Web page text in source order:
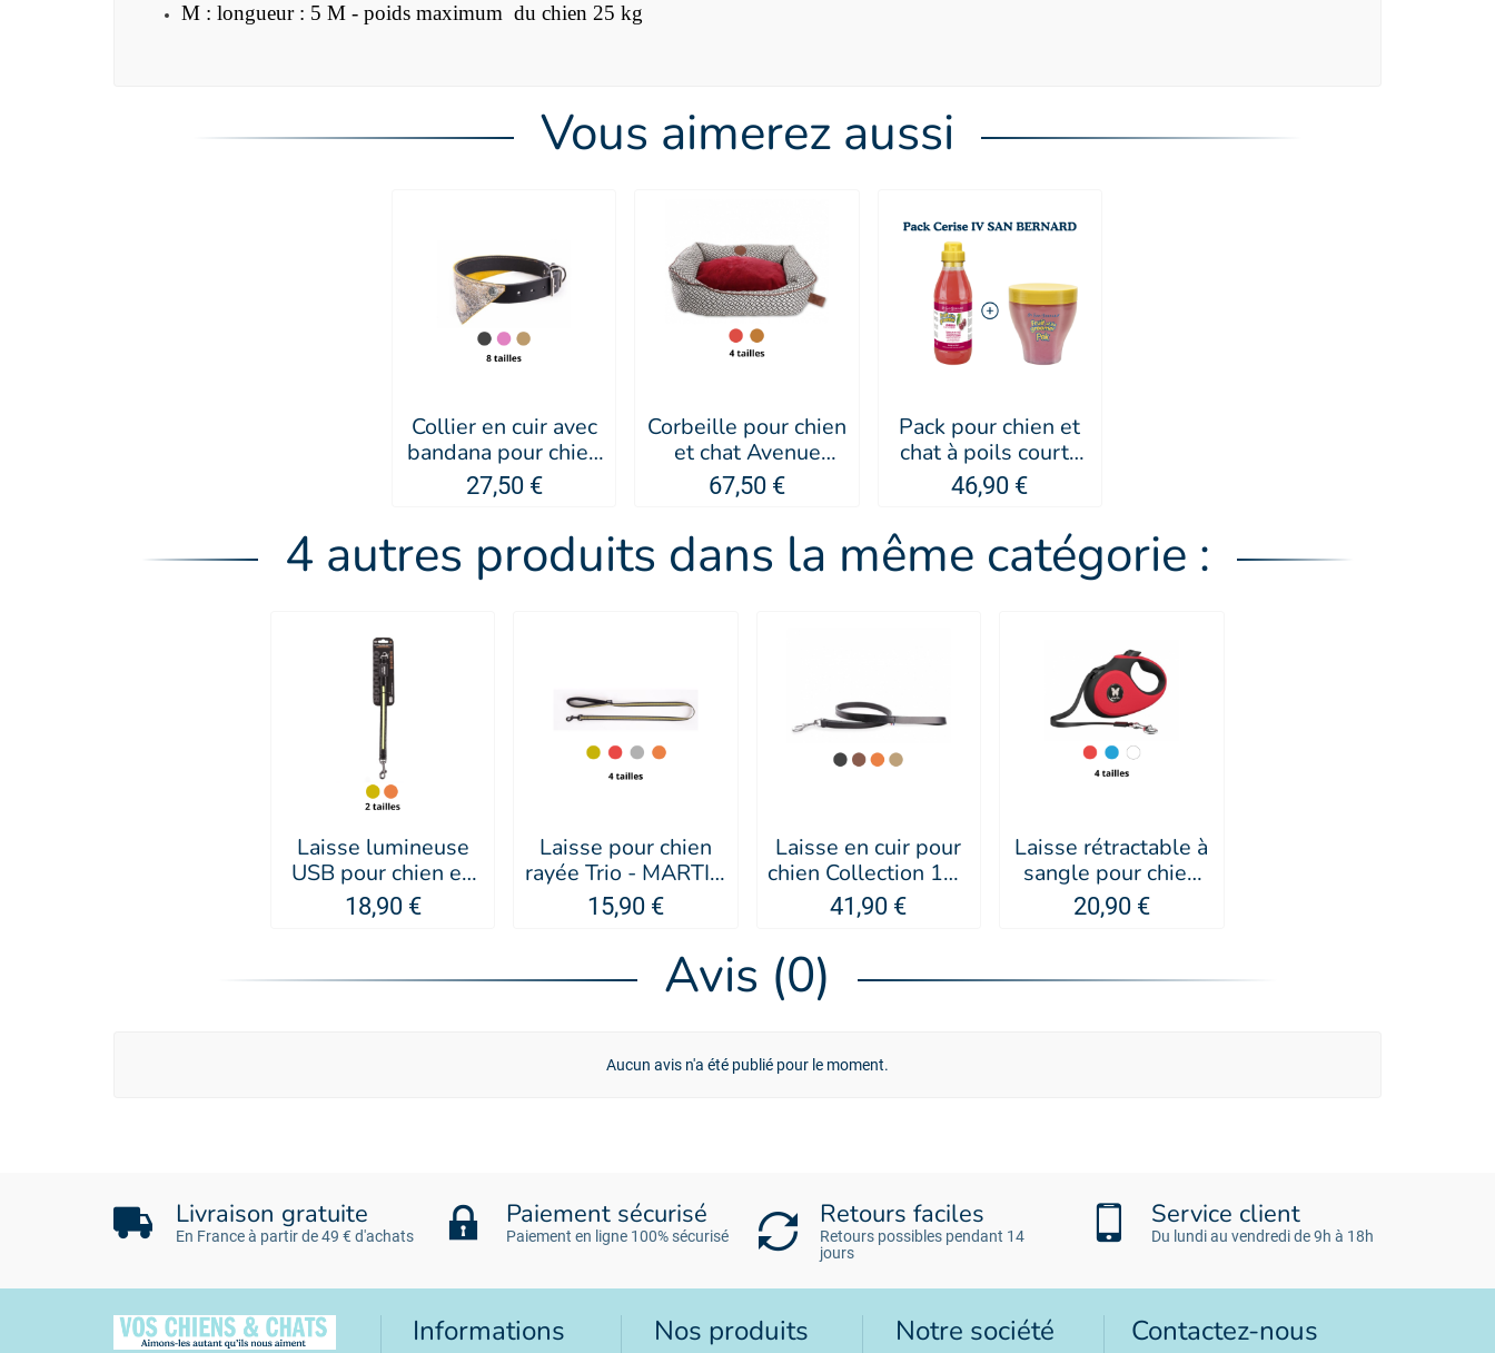
M : longueur : 5 M - poids maximum du chien 25 kg
Vous aimerez aussi
Collier en cuir avec
bandana pour chien
Malibu - MARTIN
SELLIER
27,50 €
Corbeille pour chien
et chat Avenue
Montaigne -
MARTIN SELLIER
67,50 €
Pack pour chien et
chat à poils courts
cerise - IV SAN
BERNARD
46,90 €
4 autres produits dans la même catégorie :
Laisse lumineuse
USB pour chien en
nylon Rallonge -
MARTIN SELLIER
18,90 €
Laisse pour chien
rayée Trio - MARTIN
SELLIER
15,90 €
Laisse en cuir pour
chien Collection 107
- MARTIN SELLIER
41,90 €
Laisse rétractable à
sangle pour chien
Collection 2 SOFT
MARTIN SELLIER
20,90 €
Avis (0)
Aucun avis n'a été publié pour le moment.
Livraison gratuite
En France à partir de 49 € d'achats
Paiement sécurisé
Paiement en ligne 100% sécurisé
Retours faciles
Retours possibles pendant 14
jours
Service client
Du lundi au vendredi de 9h à 18h
Informations Nos produits Notre société Contactez-nous